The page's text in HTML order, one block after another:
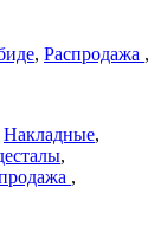
, Распродажа ,
Накладные,
,
,